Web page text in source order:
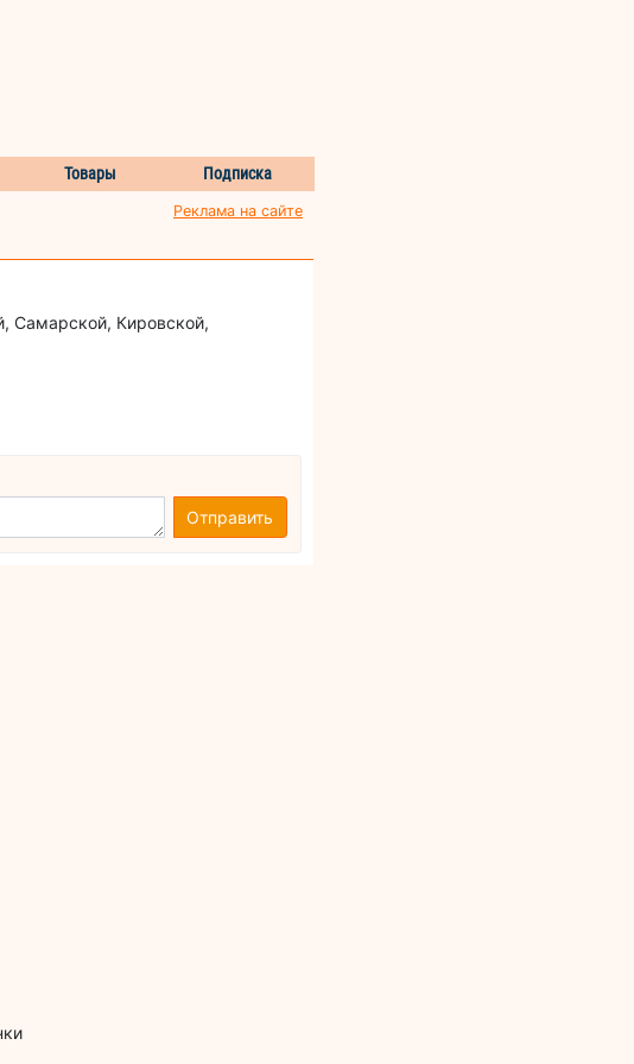
Товары Подписка
Реклама на сайте
Самарской, Кировской,
Отправить